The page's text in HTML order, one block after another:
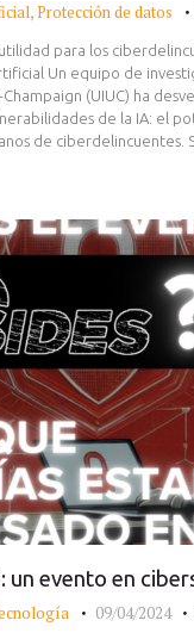
,Protección de datos
para los
Un equipo de
(UIUC) ha
de la IA: el
de ciberdelincuentes.
un evento en
09/04/2024